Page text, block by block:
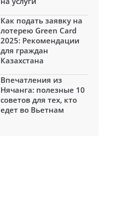
Как подать заявку на
лотерею Green Card
2025: Рекомендации
для граждан
Казахстана
Впечатления из
Нячанга: полезные 10
советов для тех, кто
едет во Вьетнам